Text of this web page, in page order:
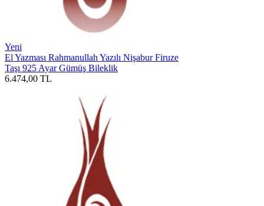
Yeni
El Yazması Rahmanullah Yazılı Nişabur Firuze
Taşı 925 Ayar Gümüş Bileklik
6.474,00 TL